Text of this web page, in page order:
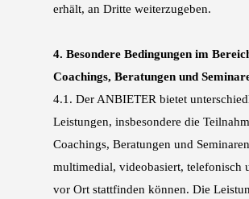
erhält, an Dritte weiterzugeben.
4. Besondere Bedingungen im
Coachings, Beratungen und
4.1. Der ANBIETER bietet
Leistungen, insbesondere die
Coachings, Beratungen und
multimedial, videobasiert, telefonisch
vor Ort stattfinden können. Die